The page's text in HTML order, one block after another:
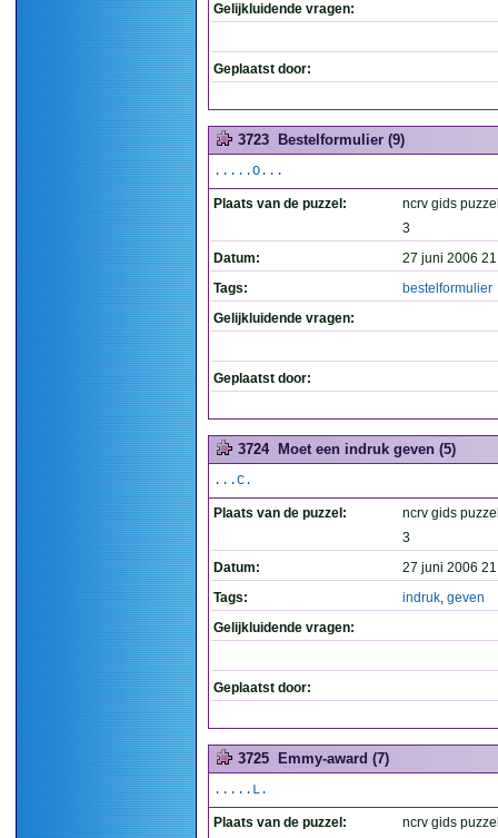
Gelijkluidende vragen:
Geplaatst door:
3723 Bestelformulier (9)
.....O...
Plaats van de puzzel:
ncrv gids
3
Datum:
27 juni 2006
Tags:
bestelformulier
Gelijkluidende vragen:
Geplaatst door:
3724 Moet een indruk geven (5)
...C.
Plaats van de puzzel:
ncrv gids
3
Datum:
27 juni 2006
Tags:
indruk, geven
Gelijkluidende vragen:
Geplaatst door:
3725 Emmy-award (7)
.....L.
Plaats van de puzzel:
ncrv gids